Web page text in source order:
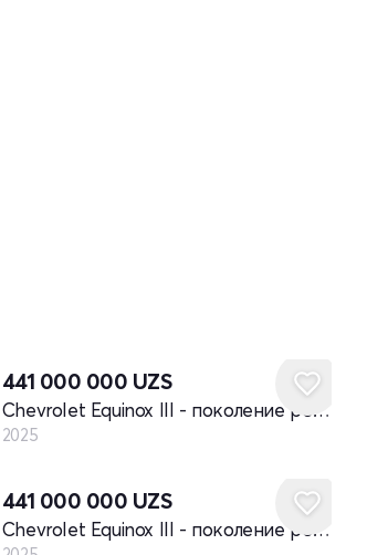
441 000 000 UZS
Chevrolet Equinox III - поколение рестайлинг
2025
441 000 000 UZS
Chevrolet Equinox III - поколение рестайлинг